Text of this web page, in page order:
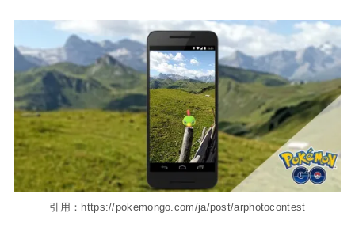
引用：https://pokemongo.com/ja/post/arphotocontest